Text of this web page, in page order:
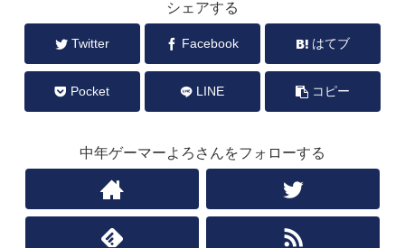
シェアする
Twitter Facebook はてブ
Pocket LINE コピー
中年ゲーマーよろさんをフォローする